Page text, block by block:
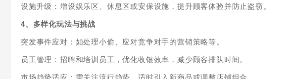
设施升级：增设娱乐区、休息区或安保设施，提升顾客体验并防止盗窃。
4、多样化玩法与挑战
突发事件应对：如处理小偷、应对竞争对手的营销策略等。
员工管理：招聘和培训员工，优化收银效率，减少顾客排队时间。
市场趋势适应：需关注流行趋势，适时引入新商品或调整店铺组合。